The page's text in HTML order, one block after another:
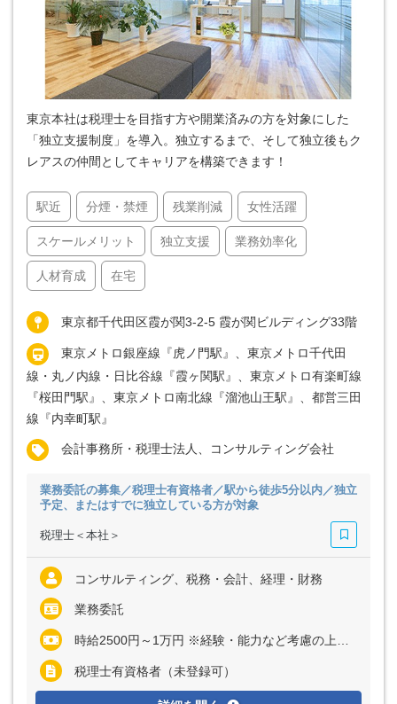
東京本社は税理士を目指す方や開業済みの方を対象にした
「独立支援制度」を導入。独立するまで、そして独立後もク
レアスの仲間としてキャリアを構築できます！
駅近 分煙・禁煙 残業削減 女性活躍
スケールメリット 独立支援 業務効率化
人材育成 在宅
東京都千代田区霞が関3-2-5 霞が関ビルディング33階
東京メトロ銀座線『虎ノ門駅』、東京メトロ千代田
線・丸ノ内線・日比谷線『霞ヶ関駅』、東京メトロ有楽町線
『桜田門駅』、東京メトロ南北線『溜池山王駅』、都営三田
線『内幸町駅』
会計事務所・税理士法人、コンサルティング会社
業務委託の募集／税理士有資格者／駅から徒歩5分以内／独立
予定、またはすでに独立している方が対象
税理士＜本社＞
コンサルティング、税務・会計、経理・財務
業務委託
時給2500円～1万円 ※経験・能力など考慮の上、決定いたします
税理士有資格者（未登録可）